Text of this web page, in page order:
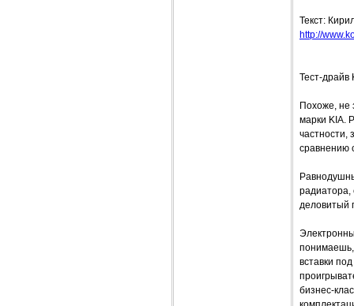
Текст:
http://
Тест-драйв
Похоже, не
марки KIA.
частности,
сравнению
радиатора,
деловитый
понимаешь,
вставки
бизнес-